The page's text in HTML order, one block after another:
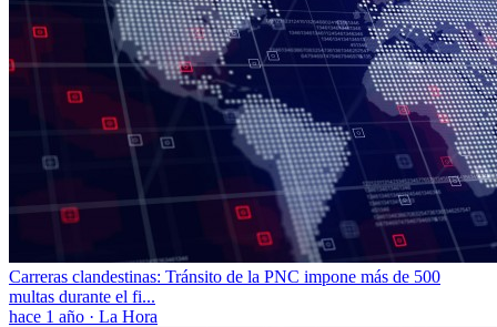
Carreras clandestinas: Tránsito de la PNC impone más de 500
multas durante el fi...
hace 1 año · La Hora